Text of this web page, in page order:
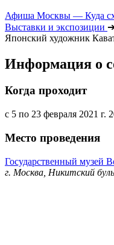
Афиша Москвы — Куда
Выставки и экспозиции
Японский художник
Информация о
Когда проходит
с 5 по 23 февраля 2021 г.
Место проведения
Государственный музей
г. Москва, Никитский